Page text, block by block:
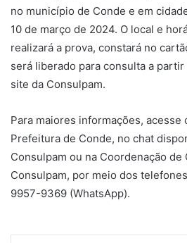
no município de Conde e em
10 de março de 2024. O local e
realizará a prova, constará no
será liberado para consulta a
site da Consulpam.
Para maiores informações, acesse
Prefeitura de Conde, no chat
Consulpam ou na Coordenação
Consulpam, por meio dos
9957-9369 (WhatsApp).